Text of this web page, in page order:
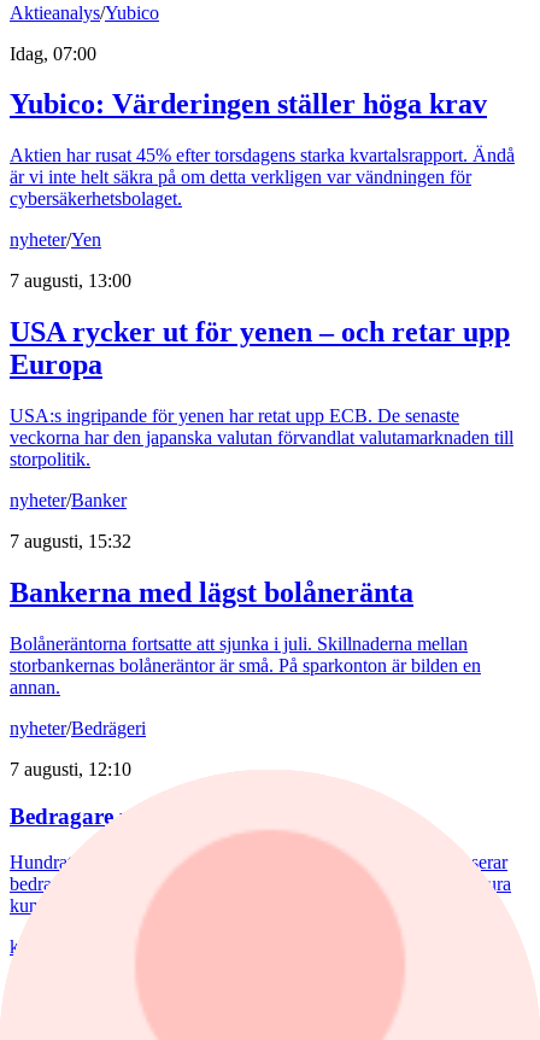
Aktieanalys/Yubico
Idag, 07:00
Yubico: Värderingen ställer höga krav
Aktien har rusat 45% efter torsdagens starka kvartalsrapport. Ändå
är vi inte helt säkra på om detta verkligen var vändningen för
cybersäkerhetsbolaget.
nyheter/Yen
7 augusti, 13:00
USA rycker ut för yenen – och retar upp
Europa
USA:s ingripande för yenen har retat upp ECB. De senaste
veckorna har den japanska valutan förvandlat valutamarknaden till
storpolitik.
nyheter/Banker
7 augusti, 15:32
Bankerna med lägst bolåneränta
Bolåneräntorna fortsatte att sjunka i juli. Skillnaderna mellan
storbankernas bolåneräntor är små. På sparkonton är bilden en
annan.
nyheter/Bedrägeri
7 augusti, 12:10
Bedragare utnyttjar kryptokaos
Hundratals kryptobörser blev olagliga i EU den 1 juli. Nu poserar
bedragare som myndigheter med förfalskade dokument för att lura
kunder på deras pengar.
krönika